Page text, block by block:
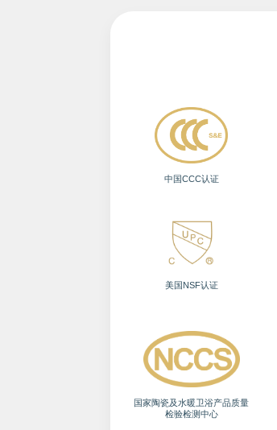
中国CCC认证
美国NSF认证
国家陶瓷及水暖卫浴产品质量
检验检测中心